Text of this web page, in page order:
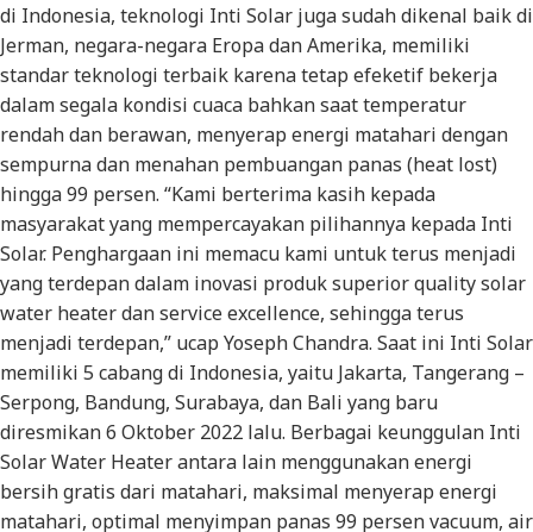
di Indonesia, teknologi Inti Solar juga sudah dikenal baik di
Jerman, negara-negara Eropa dan Amerika, memiliki
standar teknologi terbaik karena tetap efeketif bekerja
dalam segala kondisi cuaca bahkan saat temperatur
rendah dan berawan, menyerap energi matahari dengan
sempurna dan menahan pembuangan panas (heat lost)
hingga 99 persen. “Kami berterima kasih kepada
masyarakat yang mempercayakan pilihannya kepada Inti
Solar. Penghargaan ini memacu kami untuk terus menjadi
yang terdepan dalam inovasi produk superior quality solar
water heater dan service excellence, sehingga terus
menjadi terdepan,” ucap Yoseph Chandra. Saat ini Inti Solar
memiliki 5 cabang di Indonesia, yaitu Jakarta, Tangerang –
Serpong, Bandung, Surabaya, dan Bali yang baru
diresmikan 6 Oktober 2022 lalu. Berbagai keunggulan Inti
Solar Water Heater antara lain menggunakan energi
bersih gratis dari matahari, maksimal menyerap energi
matahari, optimal menyimpan panas 99 persen vacuum, air